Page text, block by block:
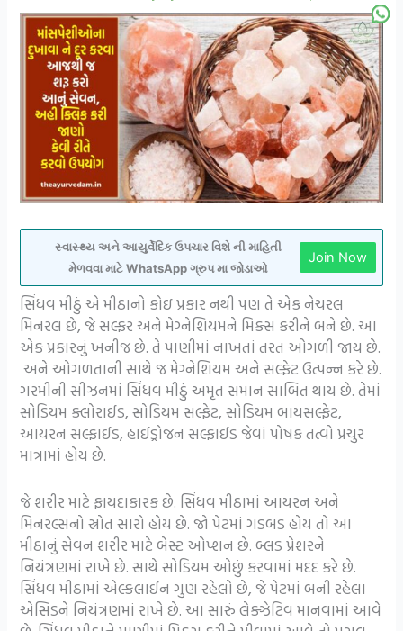
સ્વાસ્થ્ય અને આયુર્વેદિક ઉપચાર વિશે ની માહિતી
મેળવવા માટે WhatsApp ગ્રુપ મા જોડાઓ
Join Now
સિંધવ મીઠું એ મીઠાનો કોઇ પ્રકાર નથી પણ તે એક નેચરલ
મિનરલ છે, જે સલ્ફર અને મેગ્નેશિયમને મિક્સ કરીને બને છે. આ
એક પ્રકારનું ખનીજ છે. તે પાણીમાં નાખતાં તરત ઓગળી જાય છે.
અને ઓગળતાની સાથે જ મેગ્નેશિયમ અને સલ્ફેટ ઉત્પન્ન કરે છે.
ગરમીની સીઝનમાં સિંધવ મીઠું અમૃત સમાન સાબિત થાય છે. તેમાં
સોડિયમ ક્લોરાઈડ, સોડિયમ સલ્ફેટ, સોડિયમ બાયસલ્ફેટ,
આયરન સલ્ફાઈડ, હાઈડ્રોજન સલ્ફાઈડ જેવાં પોષક તત્વો પ્રચુર
માત્રામાં હોય છે.
જે શરીર માટે ફાયદાકારક છે. સિંધવ મીઠામાં આયરન અને
મિનરલ્સનો સ્રોત સારો હોય છે. જો પેટમાં ગડબડ હોય તો આ
મીઠાનું સેવન શરીર માટે બેસ્ટ ઓપ્શન છે. બ્લડ પ્રેશરને
નિયંત્રણમાં રાખે છે. સાથે સોડિયમ ઓછું કરવામાં મદદ કરે છે.
સિંધવ મીઠામાં એલ્કલાઈન ગુણ રહેલો છે, જે પેટમાં બની રહેલા
એસિડને નિયંત્રણમાં રાખે છે. આ સારું લેક્ઝેટિવ માનવામાં આવે